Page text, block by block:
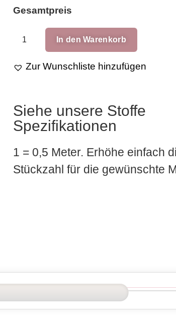
Gesamtpreis
In den Warenkorb
Zur Wunschliste hinzufügen
Siehe unsere Stoffe
Spezifikationen
1 = 0,5 Meter. Erhöhe einfach
Stückzahl für die gewünschte